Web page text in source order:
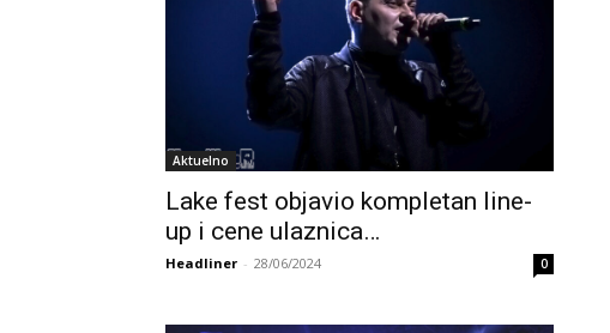
Aktuelno
Lake fest objavio kompletan line-
up i cene ulaznica…
Headliner - 28/06/2024 0